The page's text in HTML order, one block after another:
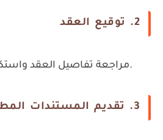
2. توقيع العقد
مراجعة تفاصيل العقد واستكمال إجراءات التوظيف.
3. تقديم المستندات المطلوبة